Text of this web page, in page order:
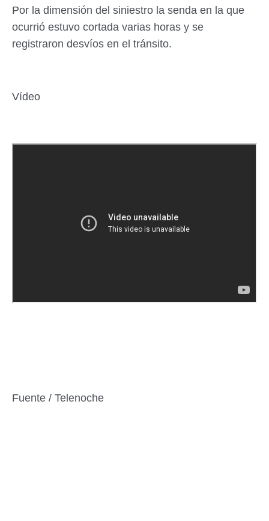
Por la dimensión del siniestro la senda en la que
ocurrió estuvo cortada varias horas y se
registraron desvíos en el tránsito.
Vídeo
Fuente / Telenoche